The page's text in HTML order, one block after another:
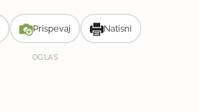
Prispevaj Natisni
OGLAS